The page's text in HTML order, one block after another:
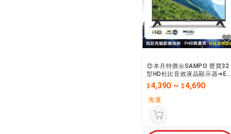
😍本月特價㊙️SAMPO 聲寶32
型HD杜比音效液晶顯示器➔EM
-32FD630
4,390 ~ 4,690
免運